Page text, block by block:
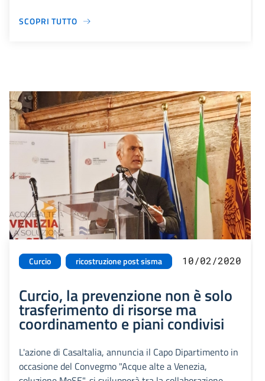
SCOPRI TUTTO
Curcio ricostruzione post sisma 10/02/2020
Curcio, la prevenzione non è solo
trasferimento di risorse ma
coordinamento e piani condivisi
L'azione di CasaItalia, annuncia il Capo Dipartimento in
occasione del Convegmo "Acque alte a Venezia,